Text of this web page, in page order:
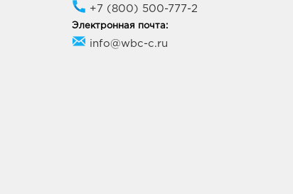
+7 (800) 500-777-2
Электронная почта:
info@wbc-c.ru